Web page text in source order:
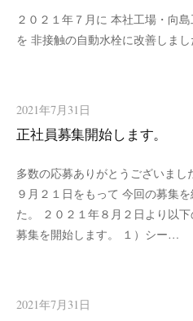
２０２１年７月に 本社工場・向
を 非接触の自動水栓に改善しまし
2021年7月31日
正社員募集開始します。
多数の応募ありがとうございまし
９月２１日をもって 今回の募集
た。 ２０２１年８月２日より以
募集を開始します。 １）シー…
2021年7月31日